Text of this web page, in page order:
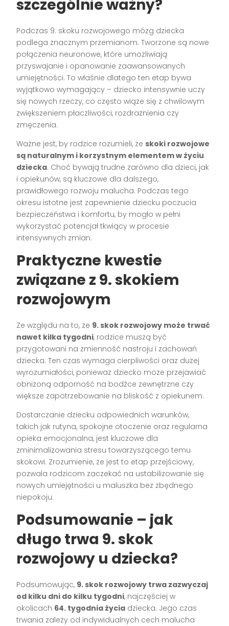
szczególnie ważny?
Podczas 9. skoku rozwojowego mózg dziecka
podlega znacznym przemianom. Tworzone są nowe
połączenia neuronowe, które umożliwiają
przyswajanie i opanowanie zaawansowanych
umiejętności. To właśnie dlatego ten etap bywa
wyjątkowo wymagający – dziecko intensywnie uczy
się nowych rzeczy, co często wiąże się z chwilowym
zwiększeniem płaczliwości, rozdrażnienia czy
zmęczenia.
Ważne jest, by rodzice rozumieli, że skoki rozwojowe
są naturalnym i korzystnym elementem w życiu
dziecka. Choć bywają trudne zarówno dla dzieci, jak
i opiekunów, są kluczowe dla dalszego,
prawidłowego rozwoju malucha. Podczas tego
okresu istotne jest zapewnienie dziecku poczucia
bezpieczeństwa i komfortu, by mogło w pełni
wykorzystać potencjał tkwiący w procesie
intensywnych zmian.
Praktyczne kwestie
związane z 9. skokiem
rozwojowym
Ze względu na to, że 9. skok rozwojowy może trwać
nawet kilka tygodni, rodzice muszą być
przygotowani na zmienność nastroju i zachowań
dziecka. Ten czas wymaga cierpliwości oraz dużej
wyrozumiałości, ponieważ dziecko może przejawiać
obniżoną odporność na bodźce zewnętrzne czy
większe zapotrzebowanie na bliskość z opiekunem.
Dostarczanie dziecku odpowiednich warunków,
takich jak rutyna, spokojne otoczenie oraz regularna
opieka emocjonalna, jest kluczowe dla
zminimalizowania stresu towarzyszącego temu
skokowi. Zrozumienie, że jest to etap przejściowy,
pozwala rodzicom zaczekać na ustabilizowanie się
nowych umiejętności u maluszka bez zbędnego
niepokoju.
Podsumowanie – jak
długo trwa 9. skok
rozwojowy u dziecka?
Podsumowując, 9. skok rozwojowy trwa zazwyczaj
od kilku dni do kilku tygodni, najczęściej w
okolicach 64. tygodnia życia dziecka. Jego czas
trwania zależy od indywidualnych cech malucha